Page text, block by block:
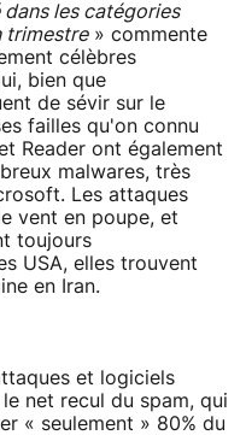
les catégories
trimestre» commente
célèbres
bien que
de sévir sur le
failles qu'on connu
Reader ont également
malwares, très
Les attaques
vent en poupe, et
toujours
USA, elles trouvent
en Iran.
et logiciels
net recul du spam, qui
« seulement » 80% du